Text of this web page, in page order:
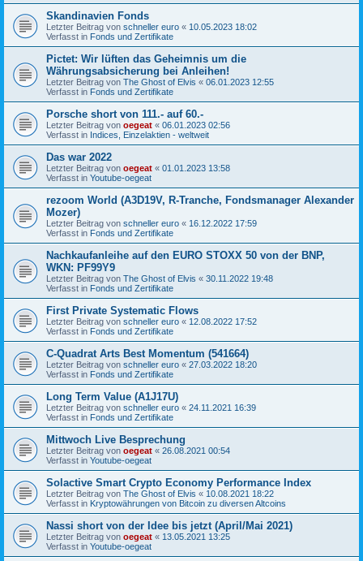
Skandinavien Fonds
Letzter Beitrag von schneller euro « 10.05.2023 18:02
Verfasst in Fonds und Zertifikate
Pictet: Wir lüften das Geheimnis um die
Währungsabsicherung bei Anleihen!
Letzter Beitrag von The Ghost of Elvis « 06.01.2023 12:55
Verfasst in Fonds und Zertifikate
Porsche short von 111.- auf 60.-
Letzter Beitrag von oegeat « 06.01.2023 02:56
Verfasst in Indices, Einzelaktien - weltweit
Das war 2022
Letzter Beitrag von oegeat « 01.01.2023 13:58
Verfasst in Youtube-oegeat
rezoom World (A3D19V, R-Tranche, Fondsmanager Alexander
Mozer)
Letzter Beitrag von schneller euro « 16.12.2022 17:59
Verfasst in Fonds und Zertifikate
Nachkaufanleihe auf den EURO STOXX 50 von der BNP,
WKN: PF99Y9
Letzter Beitrag von The Ghost of Elvis « 30.11.2022 19:48
Verfasst in Fonds und Zertifikate
First Private Systematic Flows
Letzter Beitrag von schneller euro « 12.08.2022 17:52
Verfasst in Fonds und Zertifikate
C-Quadrat Arts Best Momentum (541664)
Letzter Beitrag von schneller euro « 27.03.2022 18:20
Verfasst in Fonds und Zertifikate
Long Term Value (A1J17U)
Letzter Beitrag von schneller euro « 24.11.2021 16:39
Verfasst in Fonds und Zertifikate
Mittwoch Live Besprechung
Letzter Beitrag von oegeat « 26.08.2021 00:54
Verfasst in Youtube-oegeat
Solactive Smart Crypto Economy Performance Index
Letzter Beitrag von The Ghost of Elvis « 10.08.2021 18:22
Verfasst in Kryptowährungen von Bitcoin zu diversen Altcoins
Nassi short von der Idee bis jetzt (April/Mai 2021)
Letzter Beitrag von oegeat « 13.05.2021 13:25
Verfasst in Youtube-oegeat